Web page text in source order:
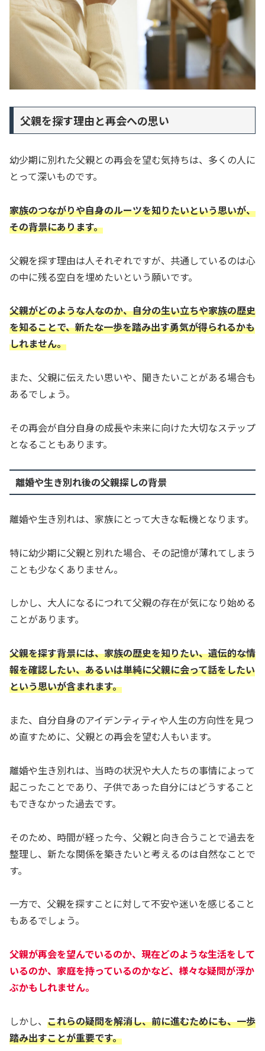
父親を探す理由と再会への思い
幼少期に別れた父親との再会を望む気持ちは、多くの人に
とって深いものです。
家族のつながりや自身のルーツを知りたいという思いが、
その背景にあります。
父親を探す理由は人それぞれですが、共通しているのは心
の中に残る空白を埋めたいという願いです。
父親がどのような人なのか、自分の生い立ちや家族の歴史
を知ることで、新たな一歩を踏み出す勇気が得られるかも
しれません。
また、父親に伝えたい思いや、聞きたいことがある場合も
あるでしょう。
その再会が自分自身の成長や未来に向けた大切なステップ
となることもあります。
離婚や生き別れ後の父親探しの背景
離婚や生き別れは、家族にとって大きな転機となります。
特に幼少期に父親と別れた場合、その記憶が薄れてしまう
ことも少なくありません。
しかし、大人になるにつれて父親の存在が気になり始める
ことがあります。
父親を探す背景には、家族の歴史を知りたい、遺伝的な情
報を確認したい、あるいは単純に父親に会って話をしたい
という思いが含まれます。
また、自分自身のアイデンティティや人生の方向性を見つ
め直すために、父親との再会を望む人もいます。
離婚や生き別れは、当時の状況や大人たちの事情によって
起こったことであり、子供であった自分にはどうすること
もできなかった過去です。
そのため、時間が経った今、父親と向き合うことで過去を
整理し、新たな関係を築きたいと考えるのは自然なことで
す。
一方で、父親を探すことに対して不安や迷いを感じること
もあるでしょう。
父親が再会を望んでいるのか、現在どのような生活をして
いるのか、家庭を持っているのかなど、様々な疑問が浮か
ぶかもしれません。
しかし、 これらの疑問を解消し、前に進むためにも、一歩
踏み出すことが重要です。